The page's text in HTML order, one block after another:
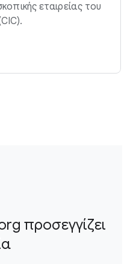
εταιρείας του
προσεγγίζει